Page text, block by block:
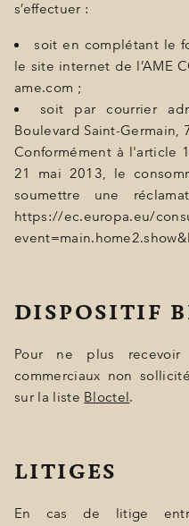
s’effectuer :
soit en complétant le
le site internet de l’AME
ame.com ;
soit par courrier
Boulevard Saint-Germain,
Conformément à l'article
21 mai 2013, le
soumettre une
https://ec.europa.eu/
DISPOSITIF
Pour ne plus recevoir
commerciaux non
sur la liste Bloctel.
LITIGES
En cas de litige